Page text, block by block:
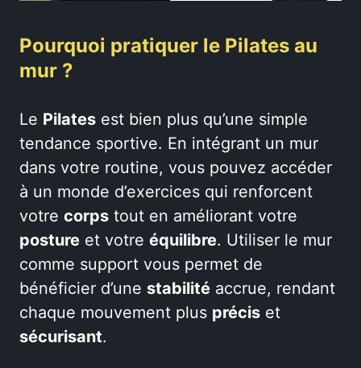
Pourquoi pratiquer le Pilates au
mur ?
Le Pilates est bien plus qu’une simple
tendance sportive. En intégrant un mur
dans votre routine, vous pouvez accéder
à un monde d’exercices qui renforcent
votre corps tout en améliorant votre
posture et votre équilibre. Utiliser le mur
comme support vous permet de
bénéficier d’une stabilité accrue, rendant
chaque mouvement plus précis et
sécurisant.